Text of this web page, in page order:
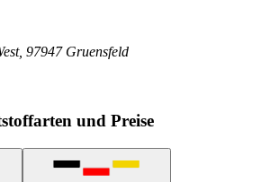
97947 Gruensfeld
und Preise